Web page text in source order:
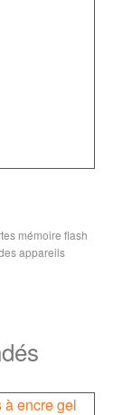
mémoire flash
appareils
mémoire